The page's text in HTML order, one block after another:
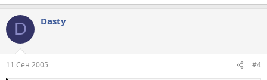
D Dasty
11 Сен 2005 #4